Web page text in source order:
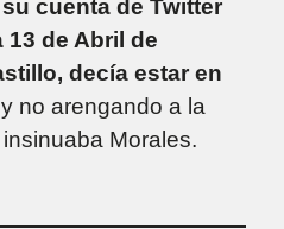
cuenta de Twitter
de Abril de
decía estar en
y no arengando a la
Morales.